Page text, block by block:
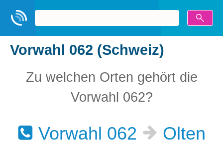
Vorwahl 062 (Schweiz)
Zu welchen Orten gehört die
Vorwahl 062?
Vorwahl 062 Olten